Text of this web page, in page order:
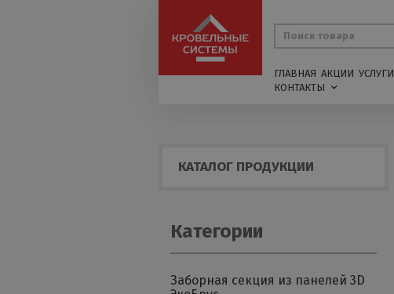
ГЛАВНАЯ АКЦИИ УСЛУГИ
КОНТАКТЫ
КАТАЛОГ ПРОДУКЦИИ
Категории
Заборная секция из панелей 3D